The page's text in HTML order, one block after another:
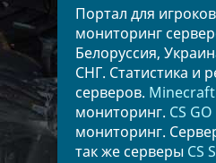
Портал для
мониторинг
Белоруссия,
СНГ. Статистика и
серверов. Minecraft
мониторинг. CS GO
мониторинг.
так же серверы CS